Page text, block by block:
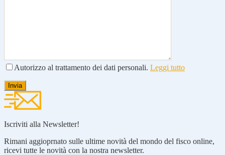
Autorizzo al trattamento dei dati personali. Leggi tutto
Iscriviti alla Newsletter!
Rimani aggioprnato sulle ultime novità del mondo del fisco online,
ricevi tutte le novità con la nostra newsletter.